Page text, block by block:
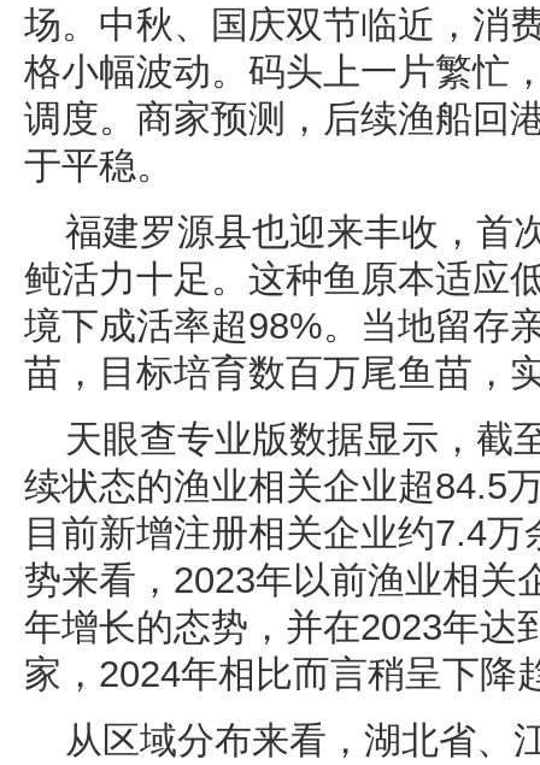
场。中秋、国庆双节临近，消
格小幅波动。码头上一片繁忙
调度。商家预测，后续渔船回
于平稳。
福建罗源县也迎来丰收，首
鲀活力十足。这种鱼原本适应
境下成活率超98%。当地留存
苗，目标培育数百万尾鱼苗，
天眼查专业版数据显示，截
续状态的渔业相关企业超84.5
目前新增注册相关企业约7.4
势来看，2023年以前渔业相关
年增长的态势，并在2023年达
家，2024年相比而言稍呈下降
从区域分布来看，湖北省、